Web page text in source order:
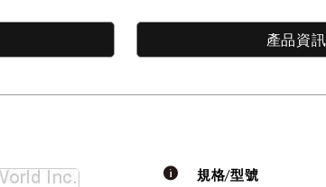
產品資訊
規格/型號